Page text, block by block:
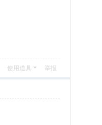
使用道具 举报